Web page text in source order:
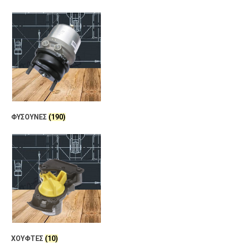
ΦΥΣΟΥΝΕΣ (190)
ΧΟΥΦΤΕΣ (10)